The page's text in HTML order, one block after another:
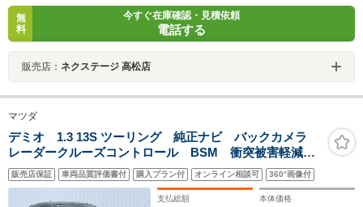
無
料
今すぐ在庫確認・見積依頼
電話する
販売店： ネクステージ 高松店
マツダ
デミオ 1.3 13S ツーリング 純正ナビ バックカメラ
レーダークルーズコントロール BSM 衝突被害軽減シ
ステム LDA アイドリングストップ コーナーセンサ
ー ETC HUD シートヒーター ステアリングスイッ
チ LEDヘッド
販売店保証 車両品質評価書付 購入プラン付 オンライン相談可 360°画像付
支払総額 本体価格